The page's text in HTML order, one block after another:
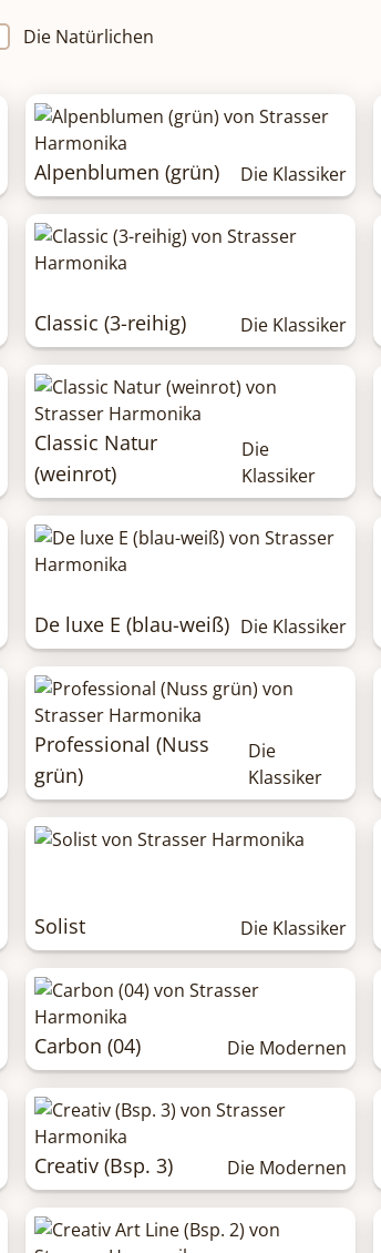
Die Natürlichen
Alpenblumen (grün) Die Klassiker
Classic (3-reihig) Die Klassiker
Classic Natur
(weinrot)
Die
Klassiker
De luxe E (blau-weiß) Die Klassiker
Professional (Nuss
grün)
Die
Klassiker
Solist Die Klassiker
Carbon (04) Die Modernen
Creativ (Bsp. 3) Die Modernen